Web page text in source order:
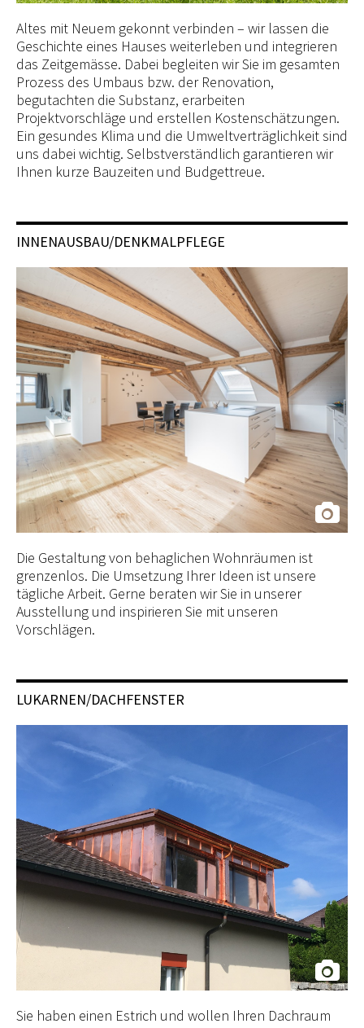
Altes mit Neuem gekonnt verbinden – wir lassen die
Geschichte eines Hauses weiterleben und integrieren
das Zeitgemässe. Dabei begleiten wir Sie im gesamten
Prozess des Umbaus bzw. der Renovation,
begutachten die Substanz, erarbeiten
Projektvorschläge und erstellen Kostenschätzungen.
Ein gesundes Klima und die Umweltverträglichkeit sind
uns dabei wichtig. Selbstverständlich garantieren wir
Ihnen kurze Bauzeiten und Budgettreue.
INNENAUSBAU/DENKMALPFLEGE
Die Gestaltung von behaglichen Wohnräumen ist
grenzenlos. Die Umsetzung Ihrer Ideen ist unsere
tägliche Arbeit. Gerne beraten wir Sie in unserer
Ausstellung und inspirieren Sie mit unseren
Vorschlägen.
LUKARNEN/DACHFENSTER
Sie haben einen Estrich und wollen Ihren Dachraum